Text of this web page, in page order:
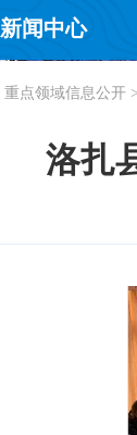
新闻中心
重点领域信息公开 >
洛扎